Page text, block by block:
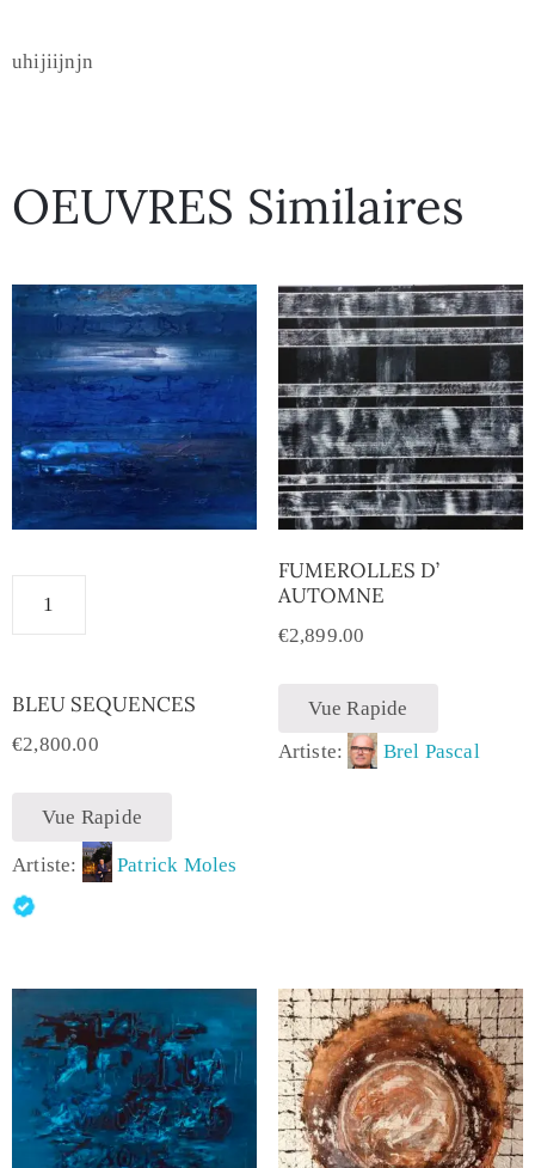
uhijiijnjn
OEUVRES Similaires
BLEU SEQUENCES
€2,800.00
Vue Rapide
Artiste: Patrick Moles
FUMEROLLES D’
AUTOMNE
€2,899.00
Vue Rapide
Artiste:
Brel Pascal